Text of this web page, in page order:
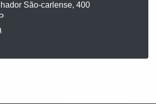
São-carlense, 400